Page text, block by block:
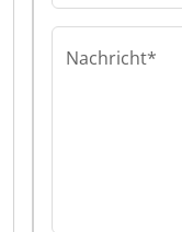
Nachricht*